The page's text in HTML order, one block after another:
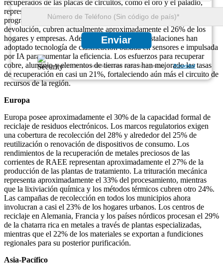
Enviar
Garantizamos la total confidencialidad de sus datos personales.Privacidad
recuperados de las placas de circuitos, como el oro y el paladio,
representan alrededor del 29% del rendimiento del material. Los
programas de recogida, incluidos los planes de devolución y
devolución, cubren actualmente aproximadamente el 26% de los
hogares y empresas. Además, el 24 % de las instalaciones han
adoptado tecnología de clasificación basada en sensores e impulsada
por IA para aumentar la eficiencia. Los esfuerzos para recuperar
cobre, aluminio y elementos de tierras raras han mejorado las tasas
de recuperación en casi un 21%, fortaleciendo aún más el circuito de
recursos de la región.
Europa
Europa posee aproximadamente el 30% de la capacidad formal de
reciclaje de residuos electrónicos. Los marcos regulatorios exigen
una cobertura de recolección del 28% y alrededor del 25% de
reutilización o renovación de dispositivos de consumo. Los
rendimientos de la recuperación de metales preciosos de las
corrientes de RAEE representan aproximadamente el 27% de la
producción de las plantas de tratamiento. La trituración mecánica
representa aproximadamente el 33% del procesamiento, mientras
que la lixiviación química y los métodos térmicos cubren otro 24%.
Las campañas de recolección en todos los municipios ahora
involucran a casi el 23% de los hogares urbanos. Los centros de
reciclaje en Alemania, Francia y los países nórdicos procesan el 29%
de la chatarra rica en metales a través de plantas especializadas,
mientras que el 22% de los materiales se exportan a fundiciones
regionales para su posterior purificación.
Asia-Pacífico